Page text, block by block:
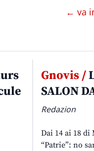
← va
Gnovis /
SALON
Redazion
Dai 14 ai 18
“Patrie”: no